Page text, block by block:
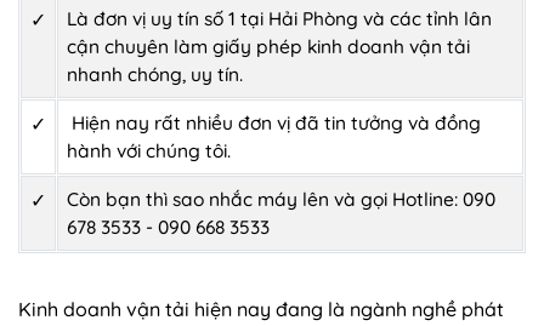
✓
Là đơn vị uy tín số 1 tại Hải Phòng và các tỉnh lân
cận chuyên làm giấy phép kinh doanh vận tải
nhanh chóng, uy tín.
✓
Hiện nay rất nhiều đơn vị đã tin tưởng và đồng
hành với chúng tôi.
✓
Còn bạn thì sao nhắc máy lên và gọi Hotline: 090
678 3533 - 090 668 3533
Kinh doanh vận tải hiện nay đang là ngành nghề phát